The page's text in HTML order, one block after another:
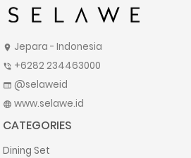
location_on Jepara - Indonesia
phone_in_talk +6282 234463000
web @selaweid
language www.selawe.id
CATEGORIES
Dining Set